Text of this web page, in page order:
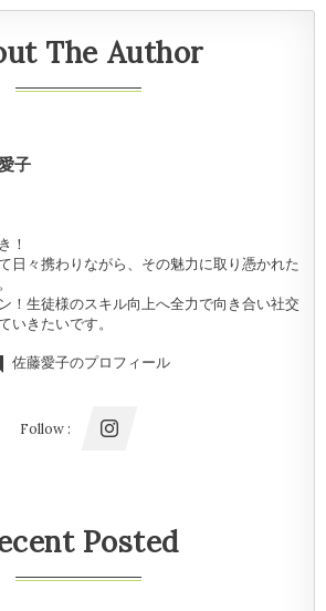
The Author
子
！
日々携わりながら、その魅力に取り憑かれた
！生徒様のスキル向上へ全力で向き合い社交
いきたいです。
佐藤愛子のプロフィール
Follow :
Posted